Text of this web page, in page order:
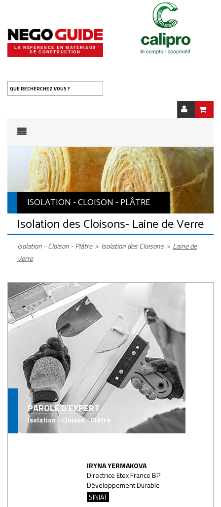
LA RÉFÉRENCE EN MATÉRIAUX
DE CONSTRUCTION
QUE RECHERCHEZ VOUS ?
ISOLATION - CLOISON - PLÂTRE
Isolation des Cloisons- Laine de Verre
Isolation - Cloison - Plâtre > Isolation des Cloisons > Laine de
Verre
PAROLE D'EXPERT
Isolation - Cloison - Plâtre
IRYNA YERMAKOVA
Directrice Etex France BP
Développement Durable
SINIAT